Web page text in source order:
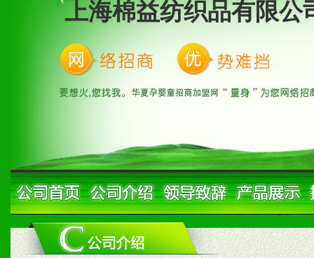
上海棉益纺织品有限公